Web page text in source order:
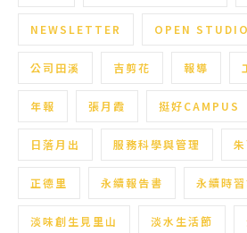
NEWSLETTER OPEN STUDIO
公司田溪 吉剪花 報導
年報 張月霞 挺好CAMPUS
日落月出 服務科學與管理
正德里 永續報告書 永續時
淡味創生見里山 淡水生活節